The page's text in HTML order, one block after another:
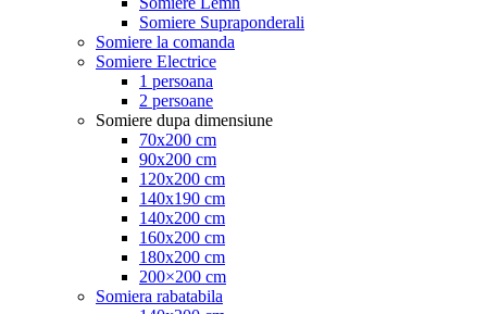
Somiere Supraponderali
Somiere la comanda
Somiere Electrice
1 persoana
2 persoane
Somiere dupa dimensiune
70x200 cm
90x200 cm
120x200 cm
140x190 cm
140x200 cm
160x200 cm
180x200 cm
200×200 cm
Somiera rabatabila